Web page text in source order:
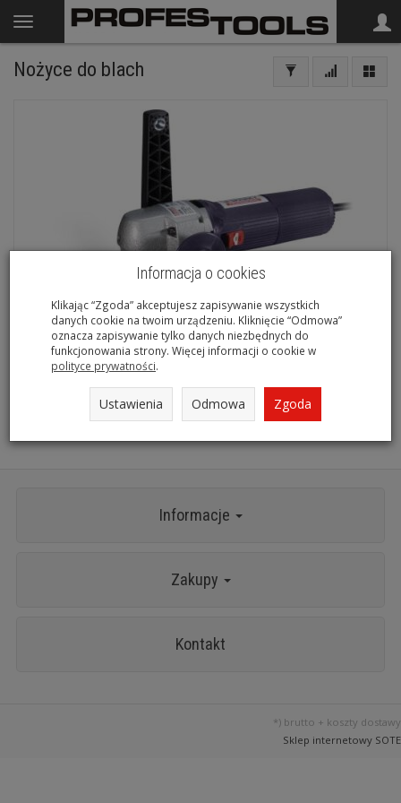
Nożyce do blach
SPARKY Nożyce do blachy BN 503 500W
Na magazynie
Informacje
Zakupy
Kontakt
*) brutto + koszty dostawy
Sklep internetowy SOTE
Informacja o cookies
Klikając “Zgoda” akceptujesz zapisywanie wszystkich
danych cookie na twoim urządzeniu. Kliknięcie “Odmowa”
oznacza zapisywanie tylko danych niezbędnych do
funkcjonowania strony. Więcej informacji o cookie w
polityce prywatności.
Ustawienia Odmowa Zgoda